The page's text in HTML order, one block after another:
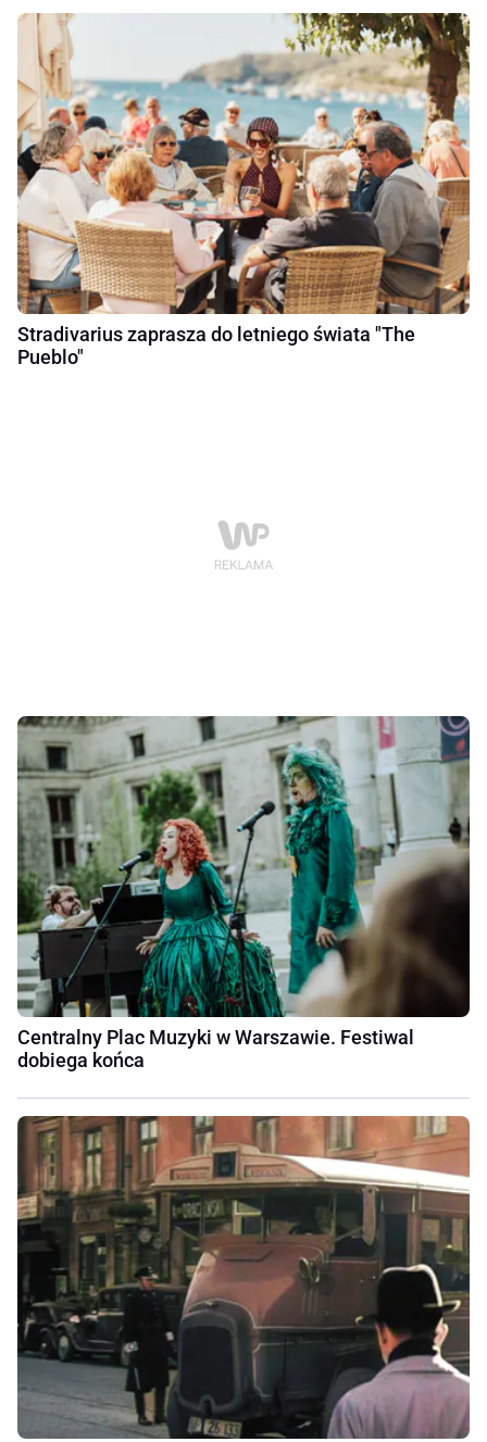
Stradivarius zaprasza do letniego świata "The
Pueblo"
Centralny Plac Muzyki w Warszawie. Festiwal
dobiega końca